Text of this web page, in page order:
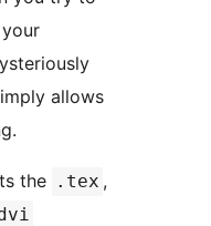
allows
the .tex ,